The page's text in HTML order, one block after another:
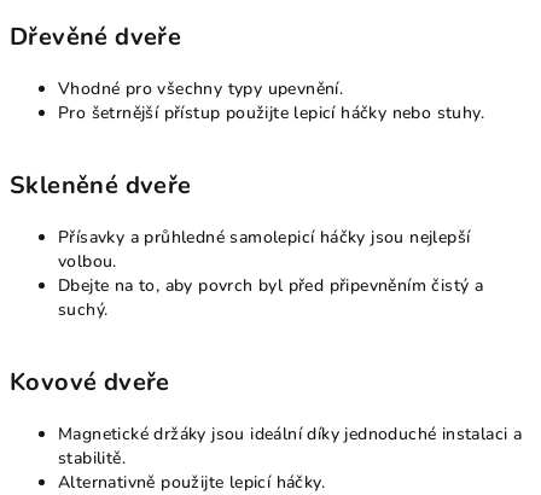
Dřevěné dveře
Vhodné pro všechny typy upevnění.
Pro šetrnější přístup použijte lepicí háčky nebo stuhy.
Skleněné dveře
Přísavky a průhledné samolepicí háčky jsou nejlepší
volbou.
Dbejte na to, aby povrch byl před připevněním čistý a
suchý.
Kovové dveře
Magnetické držáky jsou ideální díky jednoduché instalaci a
stabilitě.
Alternativně použijte lepicí háčky.